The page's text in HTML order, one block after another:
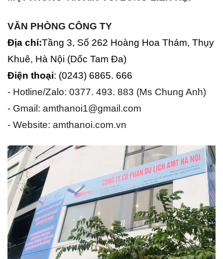
VĂN PHÒNG CÔNG TY
Địa chỉ:Tầng 3, Số 262 Hoàng Hoa Thám, Thụy
Khuê, Hà Nội (Dốc Tam Đa)
Điện thoại: (0243) 6865. 666
- Hotline/Zalo: 0377. 493. 883 (Ms Chung Anh)
- Gmail: amthanoi1@gmail.com
- Website: amthanoi.com.vn